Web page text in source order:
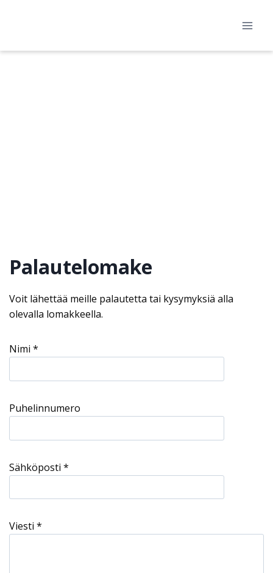
Palautelomake
Voit lähettää meille palautetta tai kysymyksiä alla
olevalla lomakkeella.
Nimi *
Puhelinnumero
Sähköposti *
Viesti *